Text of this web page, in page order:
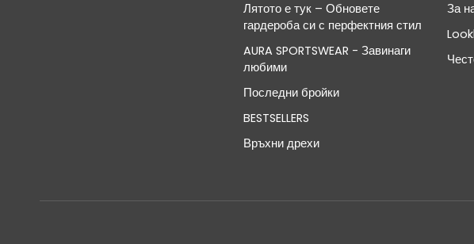
Лятото е тук – Обновете
гардероба си с перфектния стил
AURA SPORTSWEAR - Завинаги
любими
Последни бройки
BESTSELLERS
Връхни дрехи
За